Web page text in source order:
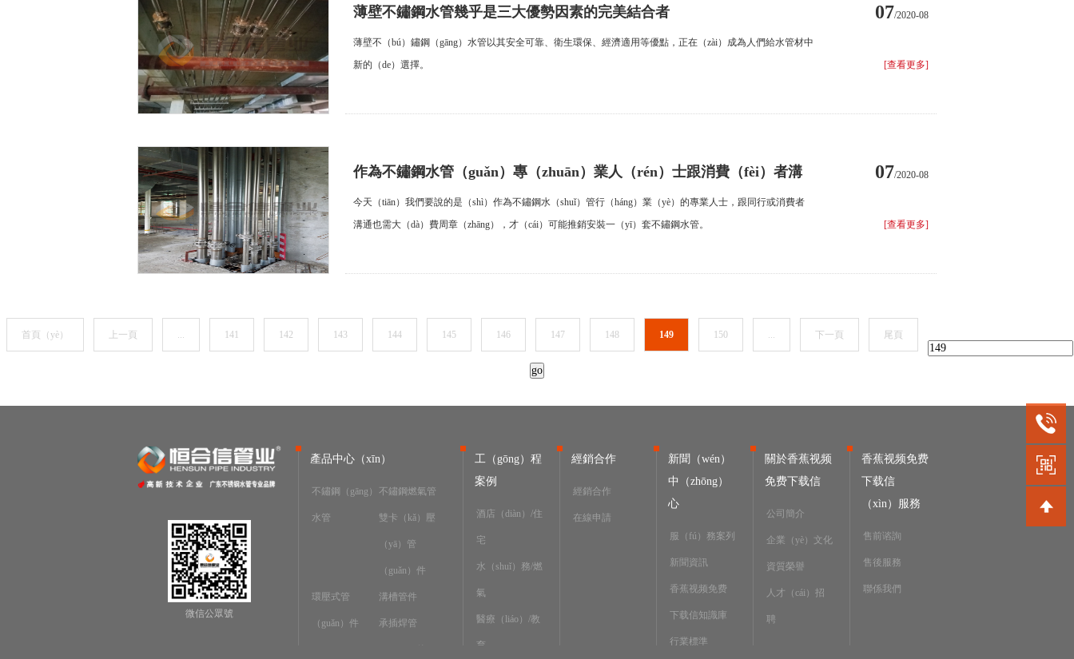
薄壁不鏽鋼水管幾乎是三大優勢因素的完美結合者
薄壁不（bú）鏽鋼（gāng）水管以其安全可靠、衛生環保、經濟適用等優點，正在（zài）成為人們給水管材中
新的（de）選擇。
07/2020-08
[查看更多]
作為不鏽鋼水管（guǎn）專（zhuān）業人（rén）士跟消費（fèi）者溝
（gōu）通需要大費周（zhōu）章
今天（tiān）我們要說的是（shì）作為不鏽鋼水（shuǐ）管行（háng）業（yè）的專業人士，跟同行或消費者
溝通也需大（dà）費周章（zhāng），才（cái）可能推銷安裝一（yī）套不鏽鋼水管。
07/2020-08
[查看更多]
首頁（yè） 上一頁 ... 141 142 143 144 145 146 147 148 149 150 ... 下一頁 尾頁
微信公眾號
產品中心（xīn）
不鏽鋼（gāng）
水管
不鏽鋼燃氣管
雙卡（kǎ）壓
（yā）管
（guǎn）件
環壓式管
（guǎn）件
溝槽管件
承插焊管
工（gōng）程
案例
酒店（diàn）/住
宅
水（shuǐ）務/燃
氣
醫療（liáo）/教
育
經銷合作
經銷合作
在線申請
新聞（wén）
中（zhōng）
心
服（fú）務案列
新聞資訊
香蕉视频免费
下载信知識庫
行業標準
關於香蕉视频
免费下载信
公司簡介
企業（yè）文化
資質榮譽
人才（cái）招
聘
香蕉视频免费
下载信
（xìn）服務
售前谘詢
售後服務
聯係我們